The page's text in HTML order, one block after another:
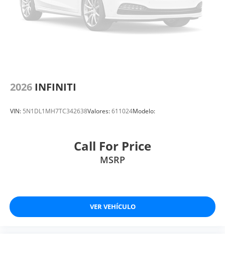
2026 INFINITI
VIN: 5N1DL1MH7TC342638Valores:611024Modelo:
Call For Price
MSRP
VER VEHÍCULO